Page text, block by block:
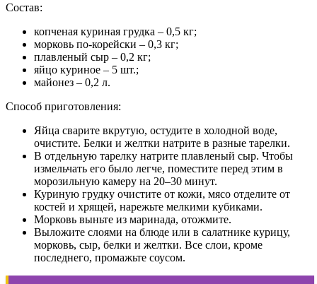
Состав:
копченая куриная грудка – 0,5 кг;
морковь по-корейски – 0,3 кг;
плавленый сыр – 0,2 кг;
яйцо куриное – 5 шт.;
майонез – 0,2 л.
Способ приготовления:
Яйца сварите вкрутую, остудите в холодной воде,
очистите. Белки и желтки натрите в разные тарелки.
В отдельную тарелку натрите плавленый сыр. Чтобы
измельчать его было легче, поместите перед этим в
морозильную камеру на 20–30 минут.
Куриную грудку очистите от кожи, мясо отделите от
костей и хрящей, нарежьте мелкими кубиками.
Морковь выньте из маринада, отожмите.
Выложите слоями на блюде или в салатнике курицу,
морковь, сыр, белки и желтки. Все слои, кроме
последнего, промажьте соусом.